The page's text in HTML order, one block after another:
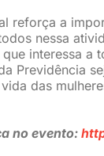
reforça a
nessa
interessa a
Previdência
das
no evento: